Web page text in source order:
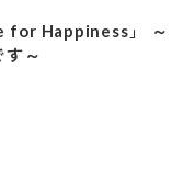
for Happiness」 ～
す～